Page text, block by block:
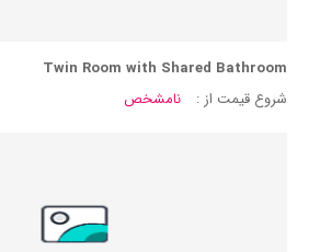
Twin Room with Shared Bathroom
شروع قیمت از :
نامشخص